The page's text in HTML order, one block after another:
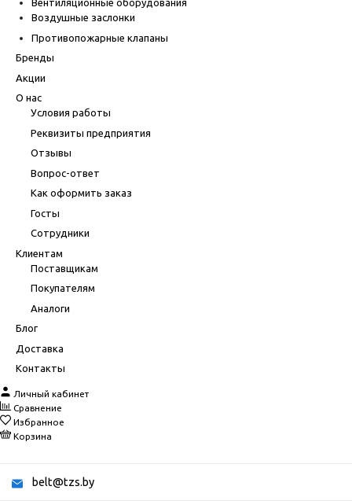
Вентиляционные оборудования
Воздушные заслонки
Противопожарные клапаны
Бренды
Акции
О нас
Условия работы
Реквизиты предприятия
Отзывы
Вопрос-ответ
Как оформить заказ
Госты
Сотрудники
Клиентам
Поставщикам
Покупателям
Аналоги
Блог
Доставка
Контакты
Личный кабинет
Сравнение
Избранное
Корзина
belt@tzs.by